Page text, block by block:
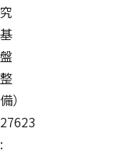
究
基
盤
整
備）
27623
: